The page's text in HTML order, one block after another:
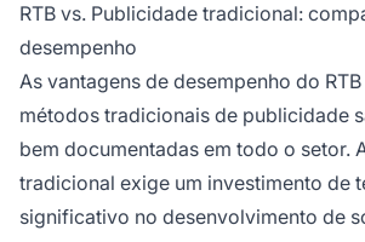
RTB vs. Publicidade tradicional:
desempenho
As vantagens de desempenho do
métodos tradicionais de publicidade
bem documentadas em todo o setor.
tradicional exige um investimento de
significativo no desenvolvimento de